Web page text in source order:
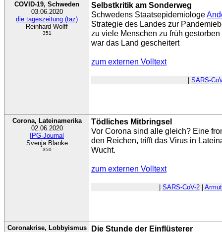
COVID-19, Schweden
03.06.2020
die tageszeitung (taz)
Reinhard Wolff
351
Selbstkritik am Sonderweg
Schwedens Staatsepidemiologe
Strategie des Landes zur
zu viele Menschen zu früh gestorben
war das Land gescheitert
zum externen Volltext
SARS-
Corona, Lateinamerika
02.06.2020
IPG-Journal
Svenja Blanke
350
Tödliches Mitbringsel
Vor Corona sind alle gleich? Eine
den Reichen, trifft das Virus in
Wucht.
zum externen Volltext
SARS-CoV-2|
Coronakrise, Lobbyismus
Die Stunde der Einflüsterer